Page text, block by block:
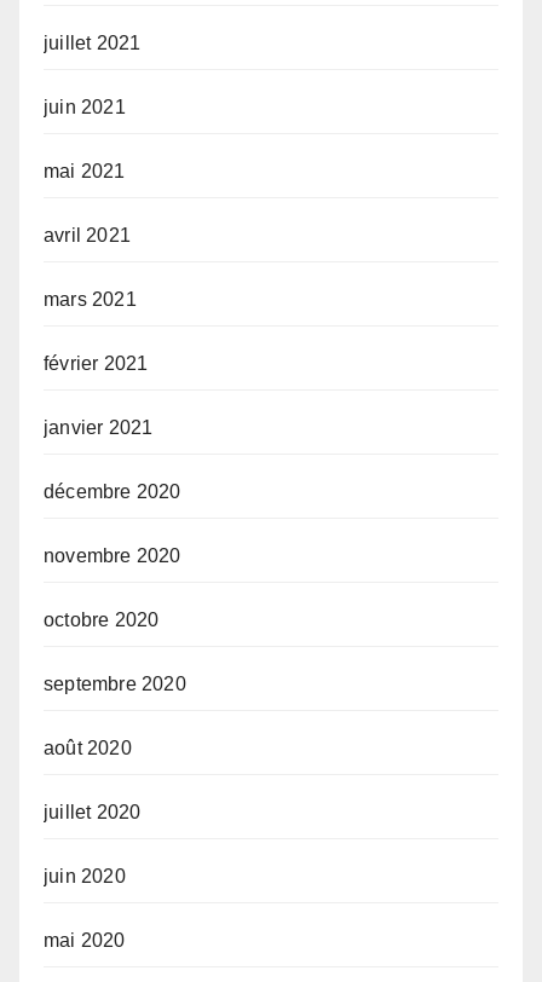
juillet 2021
juin 2021
mai 2021
avril 2021
mars 2021
février 2021
janvier 2021
décembre 2020
novembre 2020
octobre 2020
septembre 2020
août 2020
juillet 2020
juin 2020
mai 2020